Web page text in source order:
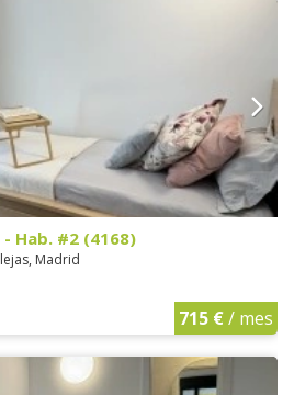
- Hab. #2 (4168)
Madrid
715 €/ mes